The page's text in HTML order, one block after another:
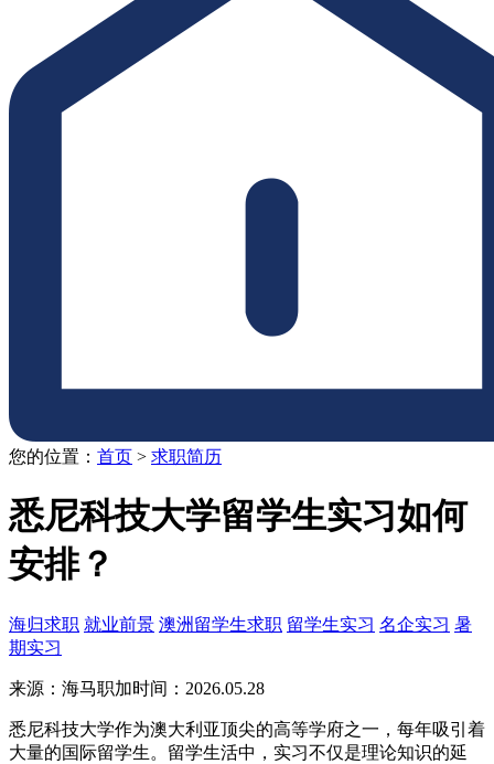
您的位置： 首页 > 求职简历
悉尼科技大学留学生实习如何
安排？
海归求职 就业前景 澳洲留学生求职 留学生实习 名企实习 暑
期实习
来源：海马职加时间：2026.05.28
悉尼科技大学作为澳大利亚顶尖的高等学府之一，每年吸引着
大量的国际留学生。留学生活中，实习不仅是理论知识的延